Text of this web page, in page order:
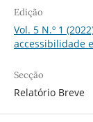
Edição
Vol. 5 N.º 1
accessibilidade
Secção
Relatório Breve